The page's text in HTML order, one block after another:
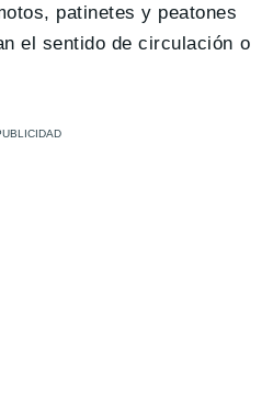
patinetes y peatones
el sentido de circulación o